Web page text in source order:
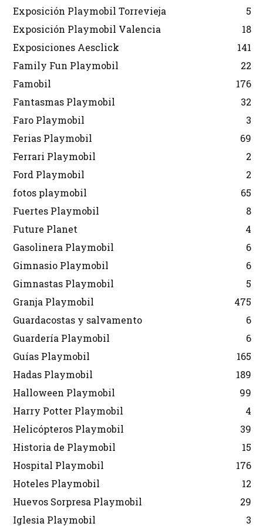
Exposición Playmobil Torrevieja
5
Exposición Playmobil Valencia
18
Exposiciones Aesclick
141
Family Fun Playmobil
22
Famobil
176
Fantasmas Playmobil
32
Faro Playmobil
3
Ferias Playmobil
69
Ferrari Playmobil
2
Ford Playmobil
2
fotos playmobil
65
Fuertes Playmobil
8
Future Planet
4
Gasolinera Playmobil
6
Gimnasio Playmobil
6
Gimnastas Playmobil
5
Granja Playmobil
475
Guardacostas y salvamento
6
Guardería Playmobil
6
Guías Playmobil
165
Hadas Playmobil
189
Halloween Playmobil
99
Harry Potter Playmobil
4
Helicópteros Playmobil
39
Historia de Playmobil
15
Hospital Playmobil
176
Hoteles Playmobil
12
Huevos Sorpresa Playmobil
29
Iglesia Playmobil
3